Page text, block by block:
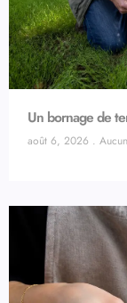
Un bornage de
août 6, 2026